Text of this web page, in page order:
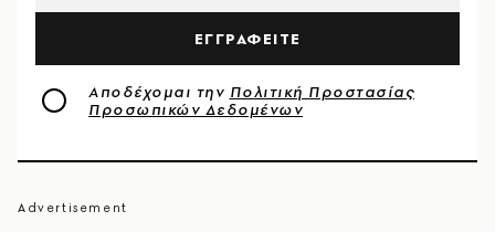
ΕΓΓΡΑΦΕΙΤΕ
Αποδέχομαι την Πολιτική Προστασίας
Προσωπικών Δεδομένων